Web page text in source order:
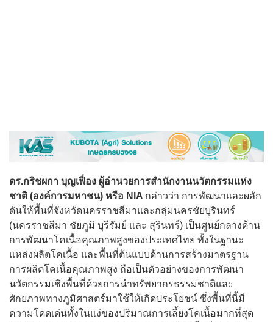
ดร.กริชผกา บุญเฟื่อง ผู้อำนวยการสำนักงานนวัตกรรมแห่ง
ชาติ (องค์การมหาชน) หรือ NIA กล่าวว่า การพัฒนาและผลัก
ดันให้พื้นที่จังหวัดนครราชสีมาและกลุ่มนครชัยบุรินทร์
(นครราชสีมา ชัยภูมิ บุรีรัมย์ และ สุรินทร์) เป็นศูนย์กลางด้าน
การพัฒนาโคเนื้อคุณภาพสูงของประเทศไทย ทั้งในฐานะ
แหล่งผลิตโคเนื้อ และพื้นที่ต้นแบบด้านการสร้างมาตรฐาน
การผลิตโคเนื้อคุณภาพสูง ถือเป็นตัวอย่างของการพัฒนา
นวัตกรรมเชิงพื้นที่ด้วยการนำทรัพยากรธรรมชาติและ
ศักยภาพทางภูมิศาสตร์มาใช้ให้เกิดประโยชน์ ซึ่งพื้นที่นี้มี
ความโดดเด่นทั้งในแง่ของปริมาณการเลี้ยงโคเนื้อมากที่สุด